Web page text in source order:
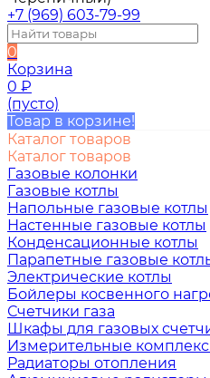
+7 (969) 603-79-99
0
Корзина
0 ₽
(пусто)
Товар в корзине!
Каталог товаров
Каталог товаров
Газовые колонки
Газовые котлы
Напольные газовые котлы
Настенные газовые котлы
Конденсационные котлы
Парапетные газовые
Электрические котлы
Бойлеры косвенного
Счетчики газа
Шкафы для газовых
Измерительные
Радиаторы отопления